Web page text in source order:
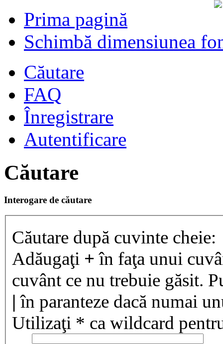
Prima pagină
Schimbă dimensiunea
Căutare
FAQ
Înregistrare
Autentificare
Căutare
Interogare de căutare
Căutare după cuvinte cheie:
Adăugaţi + în faţa unui
cuvânt ce nu trebuie găsit.
| în paranteze dacă numai
Utilizaţi * ca wildcard